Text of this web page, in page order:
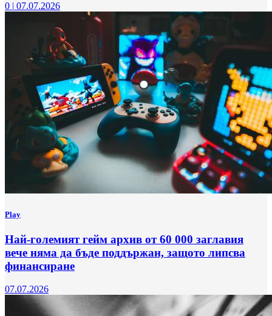
0 | 07.07.2026
Play
Най-големият гейм архив от 60 000 заглавия
вече няма да бъде поддържан, защото липсва
финансиране
07.07.2026